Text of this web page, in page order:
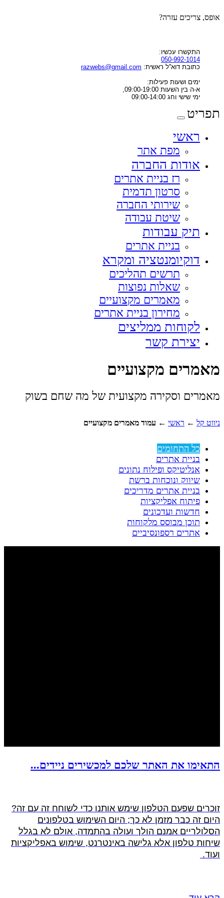
אופס, צריכים עזרה?
התקשרו עכשיו:
050-992-1014
כתובת דוא''ל ראשית: razwebs@gmail.com
ימים ושעות פעילות:
א-ה בין השעות 09:00-19:00,
ימי שישי וחג 09:00-14:00
תפריט
ראשי
מפת אתר
אודות החברה
רז בניית אתרים
סרטון תדמית
שירותי החברה
שיטת עבודה
תיק עבודות
בניית אתרים
דוקיומנטציה ומקרא
תרשים תהליכים
שאלות נפוצות
מאמרים מקצועיים
מחירון בניית אתרים
לקוחות ממליצים
יצירת קשר
מאמרים מקצועיים
מאמרים וסקירה מקצועית של מה שחם בשוק
ניווט קל ← ראשי ← עמוד מאמרים מקצועיים
כל התחומים
בניית אתרים
אנליטיקס ופילוח נתונים
שיווק ונוכחות ברשת
בניית אתרים מדריכים
פיתוח אפליקציות
חדשות ועדכונים
תוכן מבוסס מלקוחות
אתרים רספונסיביים
התאימו את האתר שלכם למכשירים ניידים...
זוכרים שפעם הטלפון שימש אותנו כדי לשוחח זה עם זה?
היום זה כבר מזמן לא כך; היום השימוש בטלפונים
הסלולריים אמנם הולך ועולה בהתמדה, אולם לא בגלל
שיחות טלפון אלא גלישה באינטרנט, שימוש באפליקציות
ועוד.